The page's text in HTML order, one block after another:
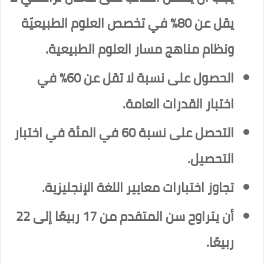
يقل عن 80% في تخصص العلوم الطبيعيّة
ونظام مناهج مسار العلوم الطبيعية.
الحصول على نسبة لا تقل عن 60٪ في
اختبار القدرات العامة.
التحصل على نسبة 60 في المئة في اختبار
التحصيل.
تجاوز اختبارات معايير اللغة الإنجليزية.
أن يتراوح سن المتقدم من 17 ربيعًا إلى 22
ربيعًا.